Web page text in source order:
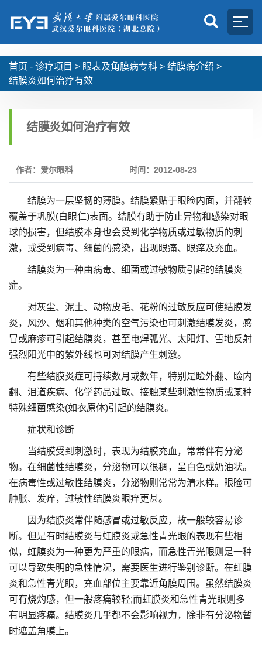
首页 - 诊疗项目 > 眼表及角膜病专科 > 结膜病介绍 >
结膜炎如何治疗有效
结膜炎如何治疗有效
作者：爱尔眼科 时间：2012-08-23
结膜为一层坚韧的薄膜。结膜紧贴于眼睑内面，并翻转
覆盖于巩膜(白眼仁)表面。结膜有助于防止异物和感染对眼
球的损害，但结膜本身也会受到化学物质或过敏物质的刺
激，或受到病毒、细菌的感染，出现眼痛、眼痒及充血。
结膜炎为一种由病毒、细菌或过敏物质引起的结膜炎
症。
对灰尘、泥土、动物皮毛、花粉的过敏反应可使结膜发
炎，风沙、烟和其他种类的空气污染也可刺激结膜发炎，感
冒或麻疹可引起结膜炎，甚至电焊弧光、太阳灯、雪地反射
强烈阳光中的紫外线也可对结膜产生刺激。
有些结膜炎症可持续数月或数年，特别是睑外翻、睑内
翻、泪道疾病、化学药品过敏、接触某些刺激性物质或某种
特殊细菌感染(如衣原体)引起的结膜炎。
症状和诊断
当结膜受到刺激时，表现为结膜充血，常常伴有分泌
物。在细菌性结膜炎，分泌物可以很稠，呈白色或奶油状。
在病毒性或过敏性结膜炎，分泌物则常常为清水样。眼睑可
肿胀、发痒，过敏性结膜炎眼痒更甚。
因为结膜炎常伴随感冒或过敏反应，故一般较容易诊
断。但是有时结膜炎与虹膜炎或急性青光眼的表现有些相
似，虹膜炎为一种更为严重的眼病，而急性青光眼则是一种
可以导致失明的急性情况，需要医生进行鉴别诊断。在虹膜
炎和急性青光眼，充血部位主要靠近角膜周围。虽然结膜炎
可有烧灼感，但一般疼痛较轻;而虹膜炎和急性青光眼则多
有明显疼痛。结膜炎几乎都不会影响视力，除非有分泌物暂
时遮盖角膜上。